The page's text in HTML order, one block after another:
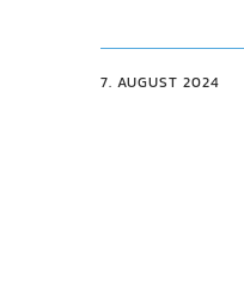
7. AUGUST 2024